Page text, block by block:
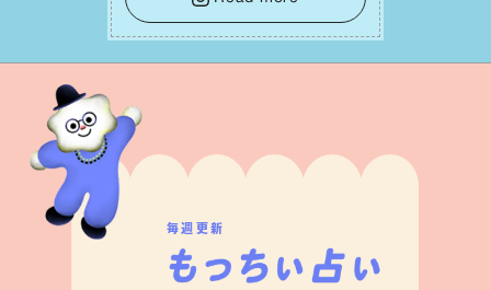
ネルギーを蓄え、困難を乗り越える⼒に
変えましょう。
毎週更新